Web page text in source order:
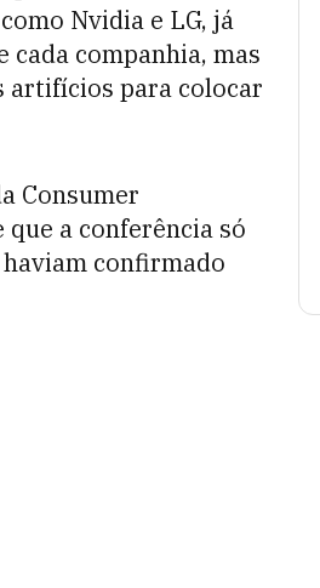
Nvidia e LG, já
cada companhia, mas
artifícios para colocar
Consumer
a conferência só
confirmado